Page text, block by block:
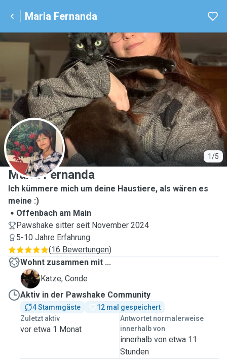
Maria Fernanda
1/5
M
Maria Fernanda
Ich kümmere mich um deine Haustiere, als wären es
meine :)
Offenbach am Main
Pawshake sitter seit November 2024
5-10 Jahre Erfahrung
(16 Bewertungen)
Wohnt zusammen mit ...
C
Katze, Conde
Aktiv in der Pawshake Community
4 Stammgäste
12 mal gespeichert
Zuletzt aktiv
vor etwa 1 Monat
Antwortet normalerweise
innerhalb von
innerhalb von etwa 11
Stunden